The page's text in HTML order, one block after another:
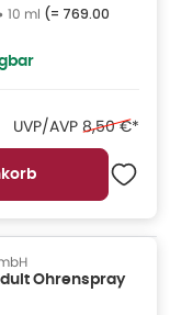
10 ml (= 769.00
UVP/AVP Ehemaliger
8,50 €*
Ohrenspray